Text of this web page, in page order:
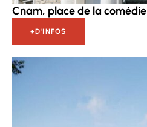
Cnam, place de la comédie
+D'INFOS